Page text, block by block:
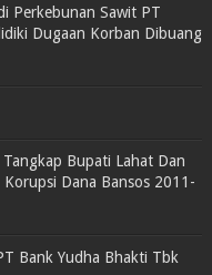
Perkebunan Sawit PT
Dugaan Korban Dibuang
Bupati Lahat Dan
Dana Bansos 2011-
Bank Yudha Bhakti Tbk